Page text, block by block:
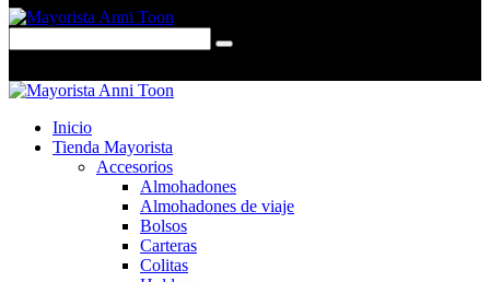
Inicio
Tienda Mayorista
Accesorios
Almohadones
Almohadones de viaje
Bolsos
Carteras
Colitas